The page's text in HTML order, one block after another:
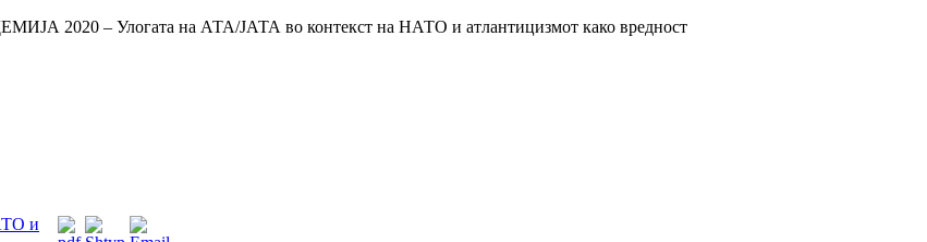
2020 – Улогата на АТА/ЈАТА во контекст на НАТО и атлантицизмот како вредност
и